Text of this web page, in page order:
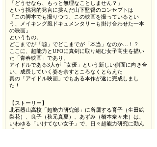
「どうせなら、もっと無理なことしません？」
という挑発的発言に挑んだ山下監督のコンセプトは
「この脚本でも撮りつつ、この映画を撮っているとい
う、メイキング風ドキュメンタリーも掛け合わせた一本
の映画」
というもの。
どこまでが「嘘」でどこまでが「本当」なのか…！？
ここに、超能力とUFOに真剣に取り組む女子高生を描い
た「青春映画」であり、
アイドルである3人が「女優」という新しい側面に向き合
い、成長していく姿を余すところなくとらえた
真の「アイドル映画」でもある本作が遂に完成しまし
た！
【ストーリー】
北石器山高校「超能力研究部」に所属する育子（生田絵
梨花）、良子（秋元真夏）、あずみ（橋本奈々未）は、
いわゆる「いけてない女子」で、日々超能力研究に勤ん
でいる。